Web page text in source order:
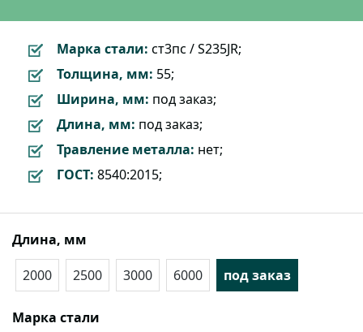
Марка стали: ст3пс / S235JR;
Толщина, мм: 55;
Ширина, мм: под заказ;
Длина, мм: под заказ;
Травление металла: нет;
ГОСТ: 8540:2015;
Длина, мм
2000
2500 3000 6000 под заказ
Марка стали